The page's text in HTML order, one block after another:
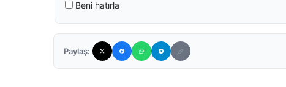
Beni hatırla
Paylaş: